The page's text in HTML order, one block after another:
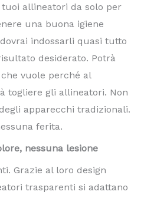
allineatori da solo per
una buona igiene
indossarli quasi tutto
desiderato. Potrà
vuole perché al
togliere gli allineatori. Non
apparecchi tradizionali.
ferita.
nessuna lesione
Grazie al loro design
trasparenti si adattano